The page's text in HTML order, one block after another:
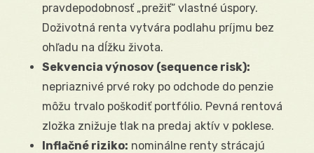
pravdepodobnosť „prežiť“ vlastné úspory.
Doživotná renta vytvára podlahu príjmu bez
ohľadu na dĺžku života.
Sekvencia výnosov (sequence risk):
nepriaznivé prvé roky po odchode do penzie
môžu trvalo poškodiť portfólio. Pevná rentová
zložka znižuje tlak na predaj aktív v poklese.
Inflačné riziko: nominálne renty strácajú